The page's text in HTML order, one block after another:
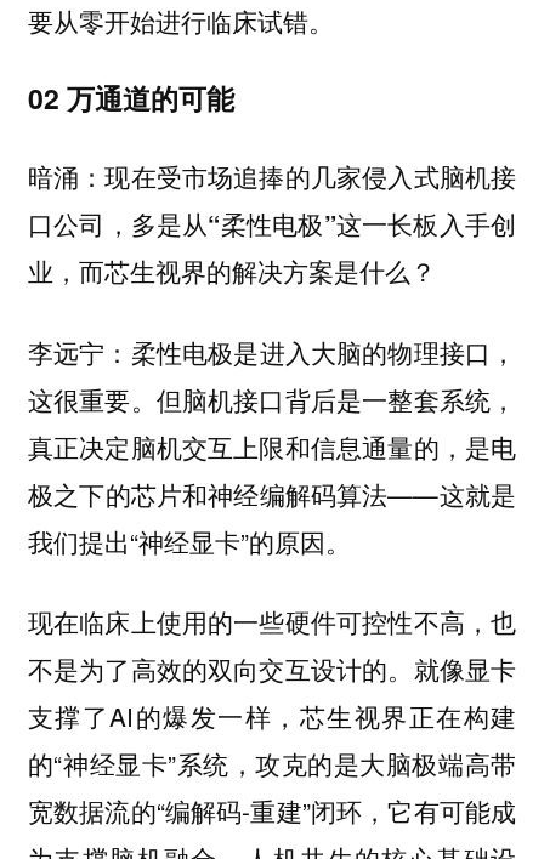
要从零开始进行临床试错。
02 万通道的可能
暗涌：现在受市场追捧的几家侵入式脑机接
口公司，多是从“柔性电极”这一长板入手创
业，而芯生视界的解决方案是什么？
李远宁： 柔性电极是进入大脑的物理接口，
这很重要。但脑机接口背后是一整套系统，
真正决定脑机交互上限和信息通量的，是电
极之下的芯片和神经编解码算法——这就是
我们提出“神经显卡”的原因。
现在临床上使用的一些硬件可控性不高，也
不是为了高效的双向交互设计的。就像显卡
支撑了AI的爆发一样，芯生视界正在构建
的“神经显卡”系统，攻克的是大脑极端高带
宽数据流的“编解码-重建”闭环，它有可能成